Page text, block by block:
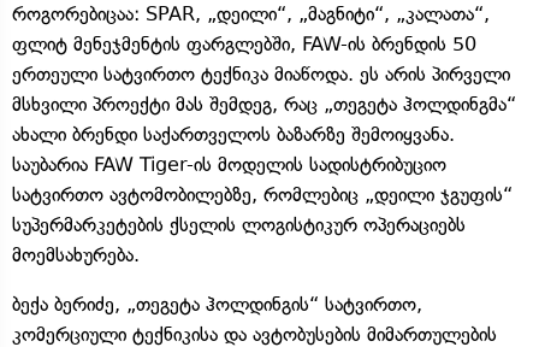
როგორებიცაა: SPAR, „დეილი“, „მაგნიტი“, „კალათა“,
ფლიტ მენეჯმენტის ფარგლებში, FAW-ის ბრენდის 50
ერთეული სატვირთო ტექნიკა მიაწოდა. ეს არის პირველი
მსხვილი პროექტი მას შემდეგ, რაც „თეგეტა ჰოლდინგმა“
ახალი ბრენდი საქართველოს ბაზარზე შემოიყვანა.
საუბარია FAW Tiger-ის მოდელის სადისტრიბუციო
სატვირთო ავტომობილებზე, რომლებიც „დეილი ჯგუფის“
სუპერმარკეტების ქსელის ლოგისტიკურ ოპერაციებს
მოემსახურება.
ბექა ბერიძე, „თეგეტა ჰოლდინგის“ სატვირთო,
კომერციული ტექნიკისა და ავტობუსების მიმართულების